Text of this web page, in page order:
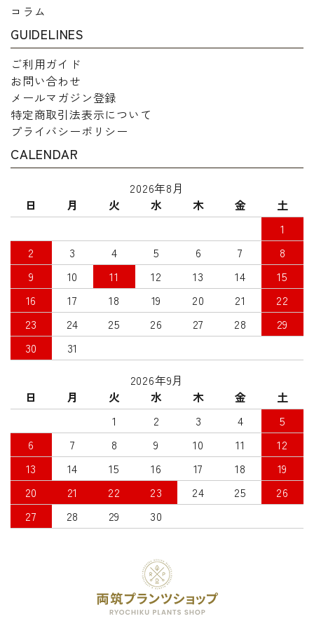
コラム
GUIDELINES
ご利用ガイド
お問い合わせ
メールマガジン登録
特定商取引法表示について
プライバシーポリシー
CALENDAR
2026年8月
日
月 火 水 木 金
土
1
2
3 4 5 6 7
8
9
10 11 12 13 14
15
16
17 18 19 20 21
22
23
24 25 26 27 28
29
30
31
2026年9月
日
月 火 水 木 金
土
1
2 3 4
5
6
7 8 9 10 11
12
13
14 15 16 17 18
19
20
21 22 23 24 25
26
27
28 29 30